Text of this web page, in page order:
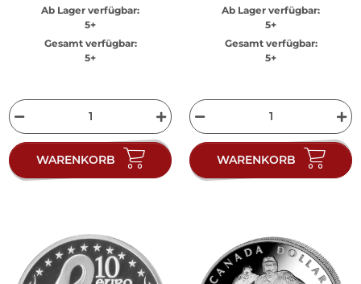
Ab Lager verfügbar:
5+
Gesamt verfügbar:
5+
WARENKORB
Ab Lager verfügbar:
5+
Gesamt verfügbar:
5+
WARENKORB